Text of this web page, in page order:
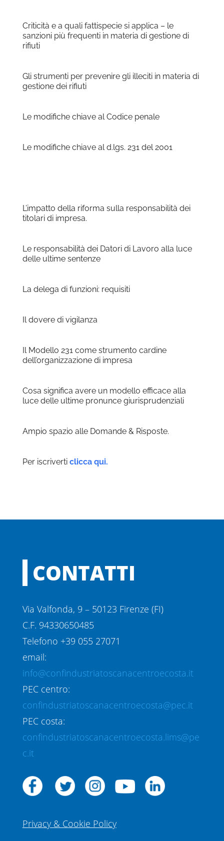
Criticità e a quali fattispecie si applica – le
sanzioni più frequenti in materia di gestione di
rifiuti
Gli strumenti per prevenire gli illeciti in materia di
gestione dei rifiuti
Le modifiche chiave al Codice penale
Le modifiche chiave al d.lgs. 231 del 2001
L’impatto della riforma sulla responsabilità dei
titolari di impresa.
Le responsabilità dei Datori di Lavoro alla luce
delle ultime sentenze
La delega di funzioni: requisiti
Il dovere di vigilanza
Il Modello 231 come strumento cardine
dell’organizzazione di impresa
Cosa significa avere un modello efficace alla
luce delle ultime pronunce giurisprudenziali
Ampio spazio alle Domande & Risposte.
Per iscriverti clicca qui.
CONTATTI
Via Valfonda, 9 – 50123 Firenze (FI)
C.F. 94330650485
Telefono +39 055 27071
email:
info@confindustriatoscanacentroecosta.it
PEC centro:
confindustriatoscanacentroecosta@pec.it
PEC costa:
confindustriatoscanacentroecosta.lims@pe
c.it
Privacy & Cookie Policy